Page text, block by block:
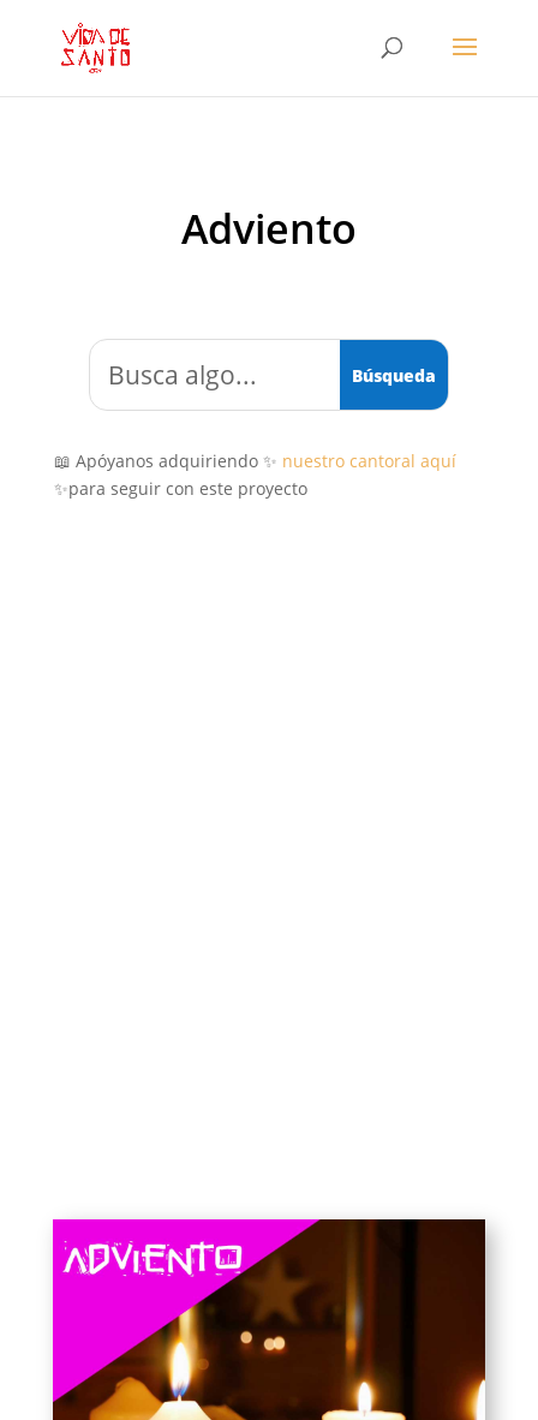
Adviento
📖 Apóyanos adquiriendo ✨ nuestro cantoral aquí
✨para seguir con este proyecto